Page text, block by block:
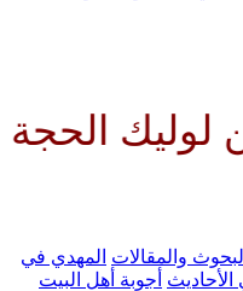
بن
المهدي في
أهل البيت